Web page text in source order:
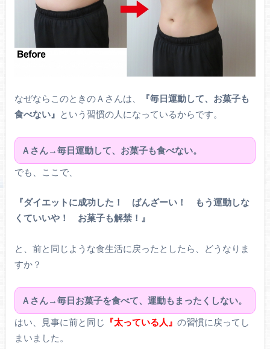
なぜならこのときのＡさんは、
『毎日運動して、お菓子も
食べない』 という習慣の人になっているからです。
Ａさん→毎日運動して、お菓子も食べない。
でも、ここで、
『ダイエットに成功した！ ばんざーい！ もう運動しな
くていいや！ お菓子も解禁！』
と、前と同じような食生活に戻ったとしたら、どうなりま
すか？
Ａさん→毎日お菓子を食べて、運動もまったくしない。
はい、見事に前と同じ
『太っている人』 の習慣に戻ってし
まいました。